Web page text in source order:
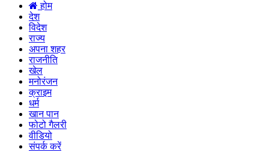
होम
देश
विदेश
राज्य
अपना शहर
राजनीति
खेल
मनोरंजन
क्राइम
धर्म
खान पान
फोटो गैलरी
वीडियो
संपर्क करें